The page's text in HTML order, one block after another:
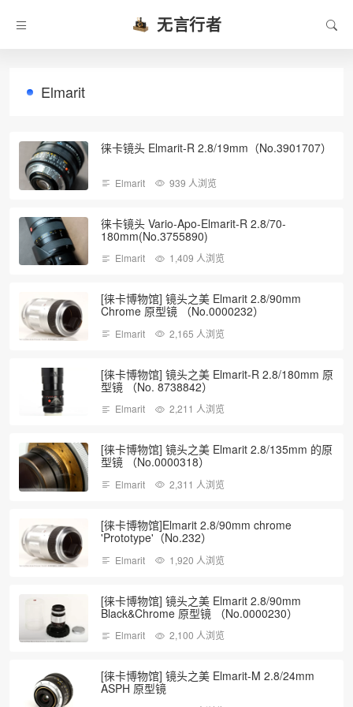
无言行者
Elmarit
徕卡镜头 Elmarit-R 2.8/19mm（No.3901707）
Elmarit 939 人浏览
徕卡镜头 Vario-Apo-Elmarit-R 2.8/70-
180mm(No.3755890)
Elmarit 1,409 人浏览
[徕卡博物馆] 镜头之美 Elmarit 2.8/90mm
Chrome 原型镜 （No.0000232）
Elmarit 2,165 人浏览
[徕卡博物馆] 镜头之美 Elmarit-R 2.8/180mm 原
型镜 （No. 8738842）
Elmarit 2,211 人浏览
[徕卡博物馆] 镜头之美 Elmarit 2.8/135mm 的原
型镜 （No.0000318）
Elmarit 2,311 人浏览
[徕卡博物馆]Elmarit 2.8/90mm chrome
'Prototype'（No.232）
Elmarit 1,920 人浏览
[徕卡博物馆] 镜头之美 Elmarit 2.8/90mm
Black&Chrome 原型镜 （No.0000230）
Elmarit 2,100 人浏览
[徕卡博物馆] 镜头之美 Elmarit-M 2.8/24mm
ASPH 原型镜